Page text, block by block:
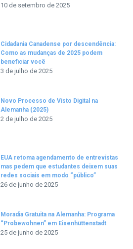
10 de setembro de 2025
Cidadania Canadense por descendência:
Como as mudanças de 2025 podem
beneficiar você
3 de julho de 2025
Novo Processo de Visto Digital na
Alemanha (2025)
2 de julho de 2025
EUA retoma agendamento de entrevistas
mas pedem que estudantes deixem suas
redes sociais em modo “público”
26 de junho de 2025
Moradia Gratuita na Alemanha: Programa
“Probewohnen” em Eisenhüttenstadt
25 de junho de 2025